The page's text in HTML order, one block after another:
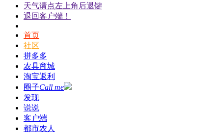
天气请点左上角后退键
退回客户端！
首页
社区
拼多多
农具商城
淘宝返利
圈子Call me
发现
说说
客户端
都市农人